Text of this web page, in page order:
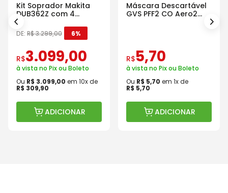
Kit Soprador Makita
DUB362Z com 4
Baterias Carregador e
Maleta
DE: R$3.299,00 6%
R$3.099,00
à vista no Pix ou Boleto
Ou R$ 3.099,00 em 10x de
R$ 309,90
ADICIONAR
Máscara Descartável
GVS PFF2 CO Aero2
R$5,70
à vista no Pix ou Boleto
Ou R$ 5,70 em 1x de
R$ 5,70
ADICIONAR